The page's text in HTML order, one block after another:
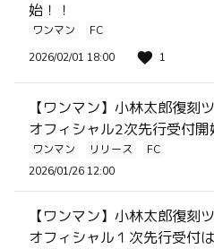
始！！
ワンマン
FC
2026/02/01 18:00
1
【ワンマン】小林太郎復刻
オフィシャル2次先行受付開
ワンマン リリース
FC
2026/01/26 12:00
【ワンマン】小林太郎復刻
オフィシャル１次先行受付